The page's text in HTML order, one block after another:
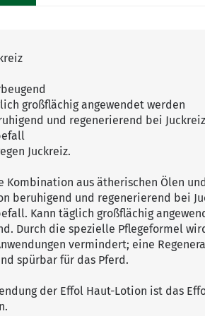
großflächig angewendet werden
und regenerierend bei
Juckreiz.
Kombination aus ätherischen Ölen
beruhigend und regenerierend bei
Kann täglich großflächig
Durch die spezielle Pflegeformel
vermindert; eine
spürbar für das Pferd.
der Effol Haut-Lotion ist das